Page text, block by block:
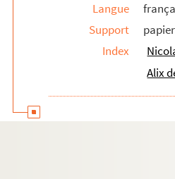
Langue
Support
papier
Index
Alix